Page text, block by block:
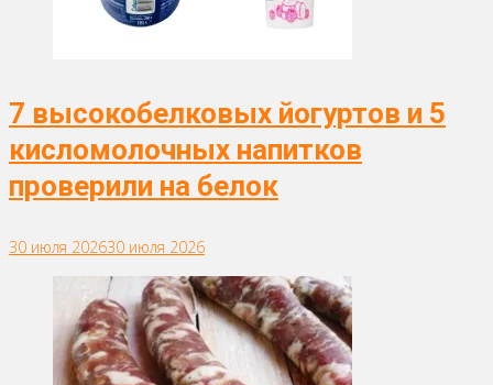
7 высокобелковых йогуртов и 5
кисломолочных напитков
проверили на белок
30 июля 202630 июля 2026